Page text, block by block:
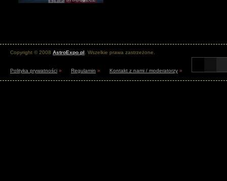
Copyright © 2008 AstroExpo.pl . Wszelkie prawa zastrzeżone.
Polityka prywatności » Regulamin » Kontakt z nami / moderatorzy »